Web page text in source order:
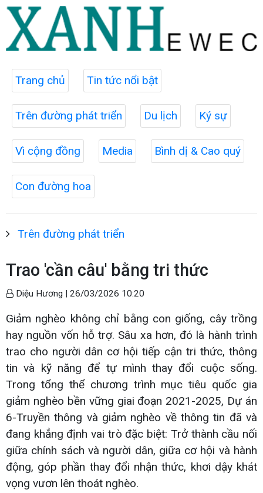
Trang chủ Tin tức nổi bật
Trên đường phát triển Du lịch Ký sự
Vì cộng đồng Media Bình dị & Cao quý
Con đường hoa
Trên đường phát triển
Trao 'cần câu' bằng tri thức
Diệu Hương | 26/03/2026 10:20
Giảm nghèo không chỉ bằng con giống, cây trồng
hay nguồn vốn hỗ trợ. Sâu xa hơn, đó là hành trình
trao cho người dân cơ hội tiếp cận tri thức, thông
tin và kỹ năng để tự mình thay đổi cuộc sống.
Trong tổng thể chương trình mục tiêu quốc gia
giảm nghèo bền vững giai đoạn 2021-2025, Dự án
6-Truyền thông và giảm nghèo về thông tin đã và
đang khẳng định vai trò đặc biệt: Trở thành cầu nối
giữa chính sách và người dân, giữa cơ hội và hành
động, góp phần thay đổi nhận thức, khơi dậy khát
vọng vươn lên thoát nghèo.